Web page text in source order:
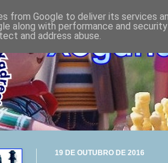
19 DE OUTUBRO DE 2016
from Google to deliver its services
along with performance and
and address abuse.